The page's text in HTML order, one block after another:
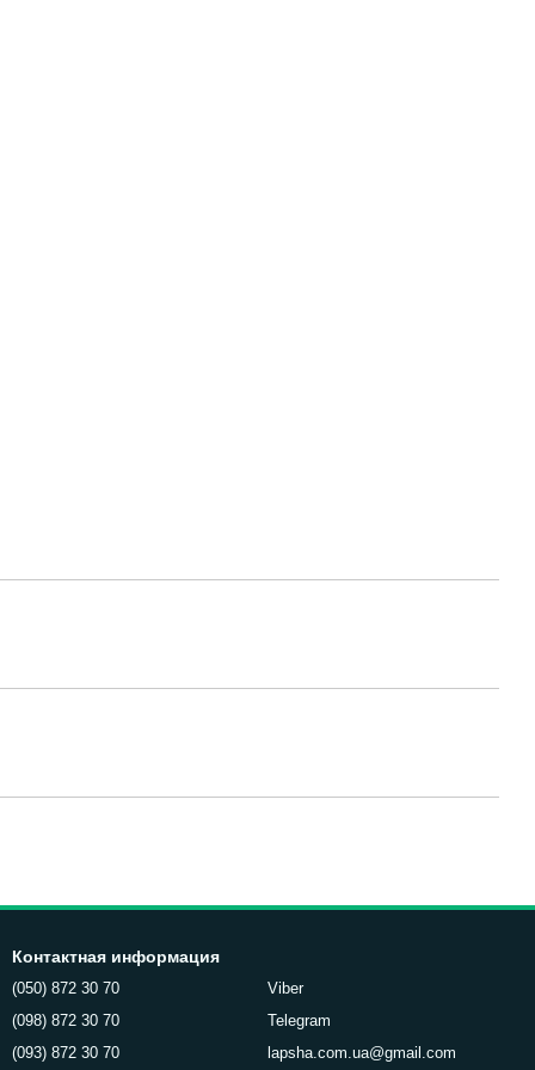
Контактная информация
(050) 872 30 70
(098) 872 30 70
(093) 872 30 70
Viber
Telegram
lapsha.com.ua@gmail.com